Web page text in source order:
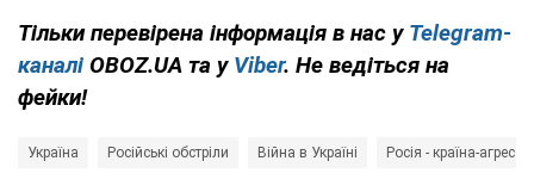
Тільки перевірена інформація в нас у Telegram-
каналі OBOZ.UA та у Viber. Не ведіться на
фейки!
Україна Російські обстріли Війна в Україні Росія - країна-агресор